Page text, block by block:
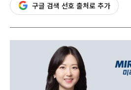
구글 검색 선호 출처로 추가